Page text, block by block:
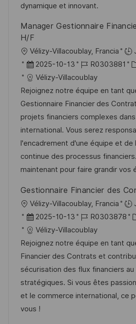
n p
b
c
a
c
l
o
dynamique et innovant.
Manager Gestionnaire
H/F
U
b
c
a
c
i
ó
n
Vélizy-Villacoublay, Francia
F
e
c
h
a
d
e
p
u
l
i
c
a
c
i
ó
n
2025-10-13
I
D
d
e
e
m
p
l
e
R0303881
C
t
e
g
o
r
í
a
Vélizy-Villacoublay
Rejoignez notre équipe en tant
Gestionnaire Financier des
projets financiers complexes
international. Vous serez
l'encadrement d'une équipe et de
continue des processus
maintenant pour faire grandir vos
Gestionnaire Financier des
U
b
c
a
c
i
ó
n
Vélizy-Villacoublay, Francia
F
e
c
h
a
d
e
p
2025-10-13
I
D
d
e
e
m
p
R0303878
t
e
g
o
r
Vélizy-Villacoublay
Rejoignez notre équipe en tant
Financier des Contrats et
sécurisation des flux financiers
stratégiques. Si vous êtes
et le commerce international, ce
vous !